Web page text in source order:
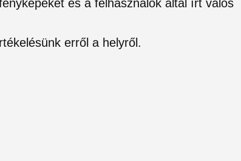
és a felhasználók által írt valós
erről a helyről.